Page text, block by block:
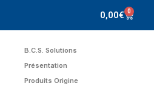
0,00€ 0
B.C.S. Solutions
Présentation
Produits Origine